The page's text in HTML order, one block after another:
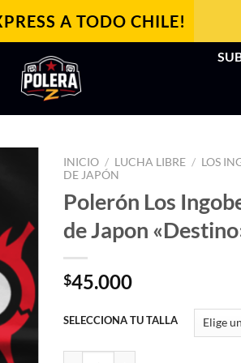
A TODO CHILE!
INICIO / LUCHA LIBRE / LOS
DE JAPÓN
Polerón Los
de Japon
$45.000
SELECCIONA TU TALLA